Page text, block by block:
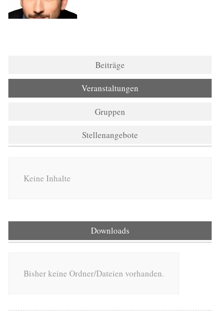
Beiträge
Veranstaltungen
Gruppen
Stellenangebote
Keine Inhalte
Downloads
Bisher keine Ordner/Dateien vorhanden.